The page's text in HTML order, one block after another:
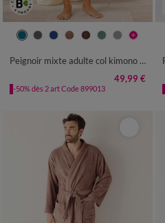
34/36 38/40 42/44
46/48
Peignoir mixte adulte col kimono - éponge bouclette 380 g/m²
49,99 €
-50% dès 2 art Code 899013